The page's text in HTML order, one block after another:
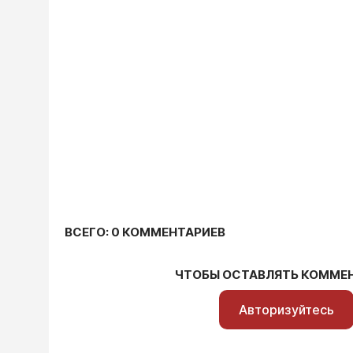
ВСЕГО: 0 КОММЕНТАРИЕВ
ЧТОБЫ ОСТАВЛЯТЬ
Авторизуйтесь